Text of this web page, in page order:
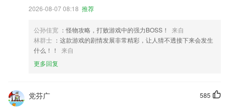
2026-08-07 08:18 推荐
公孙佳宽 ：怪物攻略，打败游戏中的强力BOSS！
来自
林群士 ：这款游戏的剧情发展非常精彩，让人猜不透接下来会发生
什么！！
来自
更多回复
585
党芬广